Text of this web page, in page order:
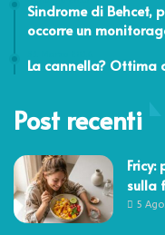
Sindrome di Behcet,
occorre un
La cannella?
Post recenti
sulla
5